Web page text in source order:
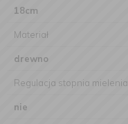
18cm
Materiał
drewno
Regulacja stopnia mielenia
nie